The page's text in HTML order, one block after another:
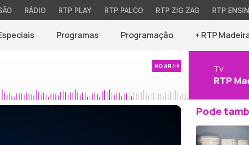
RÁDIO RTP PLAY RTP PALCO RTP ZIG ZAG RTP
Programas Programação + RTP
NO AR TV
RTP
Pode